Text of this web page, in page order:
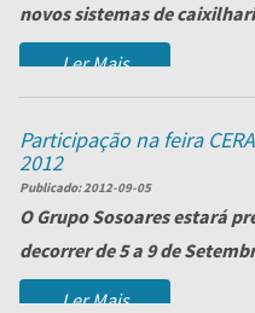
novos sistemas de
marcar presença na...
Ler Mais
Participação na feira
2012
Publicado:2012-09-05
O Grupo Sosoares estará
decorrer de 5 a 9 de
stand A56, Pavilhão 4<...
Ler Mais